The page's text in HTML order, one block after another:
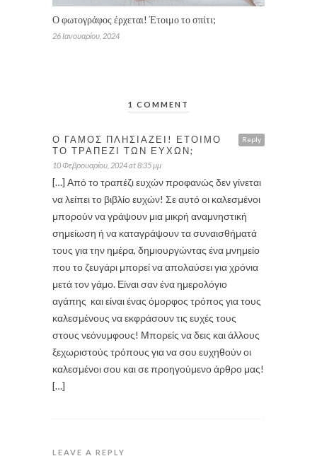
Ο φωτογράφος έρχεται! Έτοιμο το σπίτι;
26 Ιανουαρίου, 2024
1 COMMENT
Reply
Ο ΓΆΜΟΣ ΠΛΗΣΙΆΖΕΙ! ΈΤΟΙΜΟ
ΤΟ ΤΡΑΠΈΖΙ ΤΩΝ ΕΥΧΏΝ;
10 Φεβρουαρίου, 2024 at 8:35 μμ
[…] Από το τραπέζι ευχών προφανώς δεν γίνεται
να λείπει το βιβλίο ευχών! Σε αυτό οι καλεσμένοι
μπορούν να γράψουν μια μικρή αναμνηστική
σημείωση ή να καταγράψουν τα συναισθήματά
τους για την ημέρα, δημιουργώντας ένα μνημείο
που το ζευγάρι μπορεί να απολαύσει για χρόνια
μετά τον γάμο. Είναι σαν ένα ημερολόγιο
αγάπης και είναι ένας όμορφος τρόπος για τους
καλεσμένους να εκφράσουν τις ευχές τους
στους νεόνυμφους! Μπορείς να δεις και άλλους
ξεχωριστούς τρόπους για να σου ευχηθούν οι
καλεσμένοι σου και σε προηγούμενο άρθρο μας!
[…]
LEAVE A REPLY